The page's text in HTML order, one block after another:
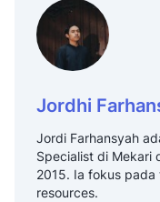
Jordhi
Jordi Farhansyah
Specialist di Mekari
2015. Ia fokus
resources.